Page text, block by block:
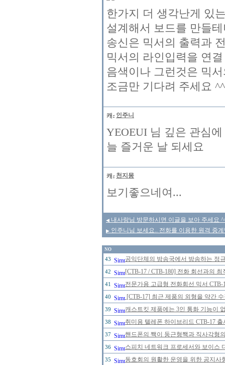
한가지 더 생각난게 있
설계해서 보드를 만들
송신은 믹서의 출력과
믹서의 라인입력을 연
음색이나 그런것은 믹
조금만 기다려 주세요 ^^
인주니
YEOEUI 님 깊은 관심
늘 즐거운 날 되세요
천지몽
보기좋으네여...
◀ 내사랑님 방문하시면 이글을 보아 주세요
▶ 인주니님 보세요.. 전화를 이용한 원격 중
NO
43 공익단체의 방송국에서 방송하는 정
42 [CTB-17 / CTB-180] 전화 회선과의
41 전문가용 고급형 전화회선 믹서
40 [CTB-17] 최근 제품의 외형을 약간
39 캐스트킷 제품에는 3인 통화 기능이
38 취미용 텔레폰 하이브리드 CTB-17
37 핸드폰의 짹이 둥근형짹과 직사각형
36 스피치 네트워크 프로세서와 보이스
35 동호회의 원활한 운영을 위한 공지사